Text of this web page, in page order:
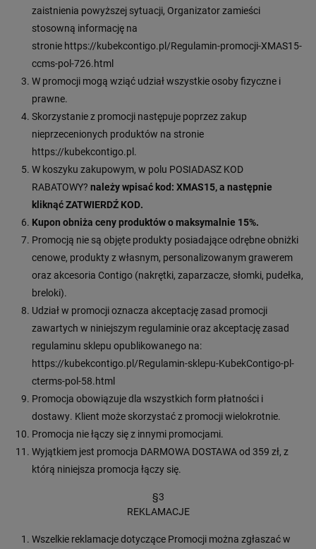
zaistnienia powyższej sytuacji, Organizator zamieści
stosowną informację na
stronie https://kubekcontigo.pl/Regulamin-promocji-XMAS15-
ccms-pol-726.html
W promocji mogą wziąć udział wszystkie osoby fizyczne i
prawne.
Skorzystanie z promocji następuje poprzez zakup
nieprzecenionych produktów na stronie
https://kubekcontigo.pl.
W koszyku zakupowym, w polu POSIADASZ KOD
RABATOWY? należy wpisać kod: XMAS15, a następnie
kliknąć ZATWIERDŹ KOD.
Kupon obniża ceny produktów o maksymalnie 15%.
Promocją nie są objęte produkty posiadające odrębne obniżki
cenowe, produkty z własnym, personalizowanym grawerem
oraz akcesoria Contigo (nakrętki, zaparzacze, słomki, pudełka,
breloki).
Udział w promocji oznacza akceptację zasad promocji
zawartych w niniejszym regulaminie oraz akceptację zasad
regulaminu sklepu opublikowanego na:
https://kubekcontigo.pl/Regulamin-sklepu-KubekContigo-pl-
cterms-pol-58.html
Promocja obowiązuje dla wszystkich form płatności i
dostawy. Klient może skorzystać z promocji wielokrotnie.
Promocja nie łączy się z innymi promocjami.
Wyjątkiem jest promocja DARMOWA DOSTAWA od 359 zł, z
którą niniejsza promocja łączy się.
§3
REKLAMACJE
Wszelkie reklamacje dotyczące Promocji można zgłaszać w